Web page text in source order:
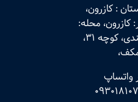
: کازرون،
محله:
مصلی، خیابان کمربندی، کوچه 31،
واتساپ